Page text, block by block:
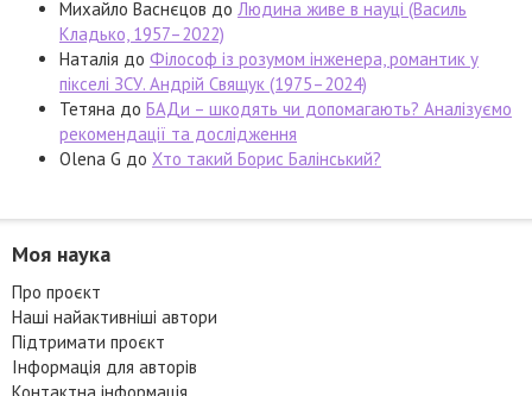
Михайло Васнєцов до Людина живе в науці (Василь
Кладько, 1957–2022)
Наталія до Філософ із розумом інженера, романтик у
пікселі ЗСУ. Андрій Свящук (1975–2024)
Тетяна до БАДи – шкодять чи допомагають? Аналізуємо
рекомендації та дослідження
Olena G до Хто такий Борис Балінський?
Моя наука
Про проєкт
Наші найактивніші автори
Підтримати проєкт
Інформація для авторів
Контактна інформація